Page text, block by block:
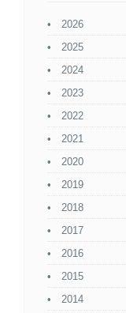
2026
2025
2024
2023
2022
2021
2020
2019
2018
2017
2016
2015
2014